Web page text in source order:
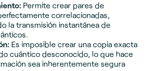
Permite crear pares de
correlacionadas,
la transmisión instantánea de
Es imposible crear una copia exacta
cuántico desconocido, lo que hace
sea inherentemente segura